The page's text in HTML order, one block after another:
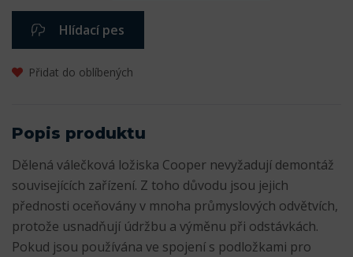
Hlídací pes
Přidat do oblíbených
Popis produktu
Dělená válečková ložiska Cooper nevyžadují demontáž
souvisejících zařízení. Z toho důvodu jsou jejich
přednosti oceňovány v mnoha průmyslových odvětvích,
protože usnadňují údržbu a výměnu při odstávkách.
Pokud jsou používána ve spojení s podložkami pro